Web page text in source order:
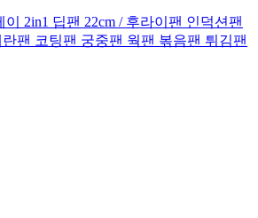
2in1 딥팬 22cm / 후라이팬 인덕션팬
팬 코팅팬 궁중팬 웍팬 볶음팬 튀김팬